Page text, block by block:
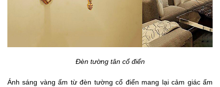
Đèn tường tân cổ điển
Ánh sáng vàng ấm từ đèn tường cổ điển mang lại cảm giác ấm